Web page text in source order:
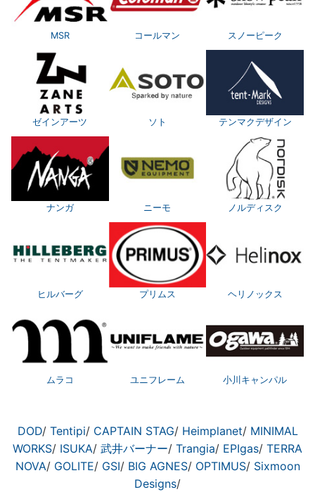
MSR コールマン スノーピーク
ゼインアーツ ソト テンマクデザイン
ナンガ ニーモ ノルディスク
ヒルバーグ プリムス ヘリノックス
ムラコ ユニフレーム 小川キャンパル
DOD/ Tentipi/ CAPTAIN STAG/ Heimplanet/ MINIMAL
WORKS/ ISUKA/ 武井バーナー/ Trangia/ EPIgas/ TERRA
NOVA/ GOLITE/ GSI/ BIG AGNES/ OPTIMUS/ Sixmoon
Designs/